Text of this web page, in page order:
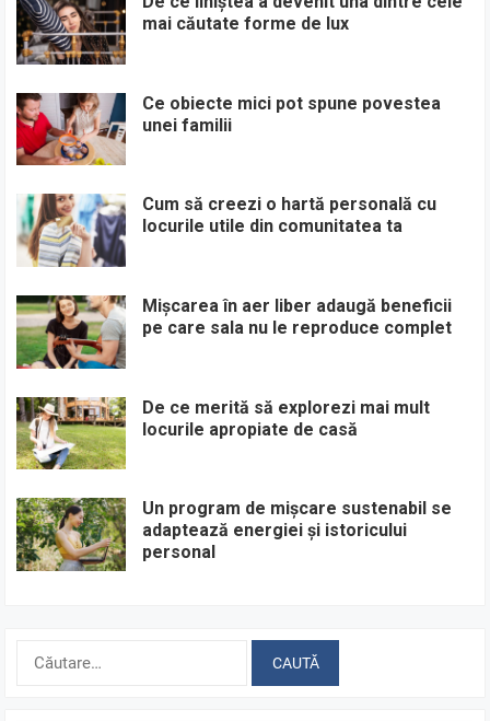
mai căutate forme de lux
Ce obiecte mici pot spune povestea
unei familii
Cum să creezi o hartă personală cu
locurile utile din comunitatea ta
Mișcarea în aer liber adaugă beneficii
pe care sala nu le reproduce complet
De ce merită să explorezi mai mult
locurile apropiate de casă
Un program de mișcare sustenabil se
adaptează energiei și istoricului
personal
Caută